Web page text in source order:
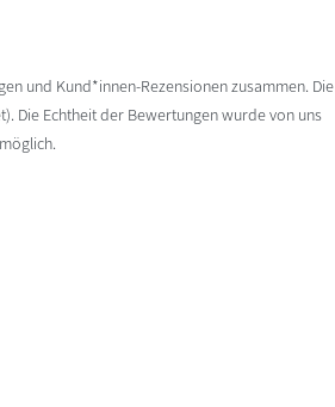
und Kund*innen-Rezensionen zusammen. Die
Die Echtheit der Bewertungen wurde von uns